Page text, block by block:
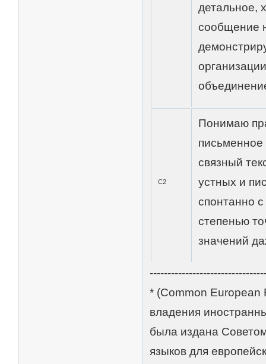
детальное,
сообщение
С2
Понимаю
письменное
связный
устных и
спонтанно
степенью
значений
* (Common
владения
была издана
языков для